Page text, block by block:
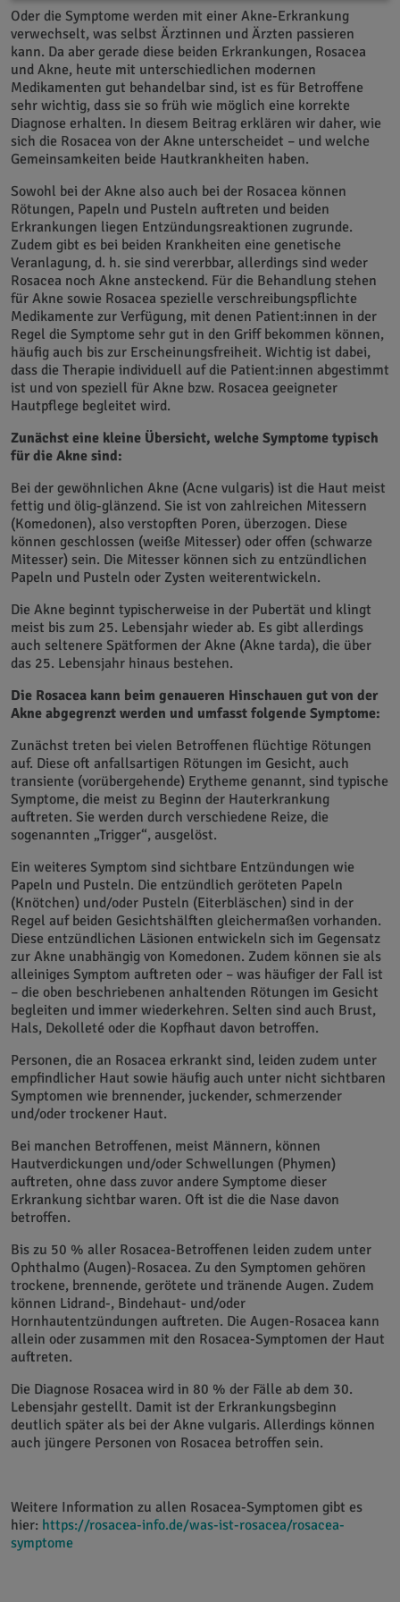
Oder die Symptome werden mit einer Akne-Erkrankung
verwechselt, was selbst Ärztinnen und Ärzten passieren
kann. Da aber gerade diese beiden Erkrankungen, Rosacea
und Akne, heute mit unterschiedlichen modernen
Medikamenten gut behandelbar sind, ist es für Betroffene
sehr wichtig, dass sie so früh wie möglich eine korrekte
Diagnose erhalten. In diesem Beitrag erklären wir daher, wie
sich die Rosacea von der Akne unterscheidet – und welche
Gemeinsamkeiten beide Hautkrankheiten haben.
Sowohl bei der Akne also auch bei der Rosacea können
Rötungen, Papeln und Pusteln auftreten und beiden
Erkrankungen liegen Entzündungsreaktionen zugrunde.
Zudem gibt es bei beiden Krankheiten eine genetische
Veranlagung, d. h. sie sind vererbbar, allerdings sind weder
Rosacea noch Akne ansteckend. Für die Behandlung stehen
für Akne sowie Rosacea spezielle verschreibungspflichte
Medikamente zur Verfügung, mit denen Patient:innen in der
Regel die Symptome sehr gut in den Griff bekommen können,
häufig auch bis zur Erscheinungsfreiheit. Wichtig ist dabei,
dass die Therapie individuell auf die Patient:innen abgestimmt
ist und von speziell für Akne bzw. Rosacea geeigneter
Hautpflege begleitet wird.
Zunächst eine kleine Übersicht, welche Symptome typisch
für die Akne sind:
Bei der gewöhnlichen Akne (Acne vulgaris) ist die Haut meist
fettig und ölig-glänzend. Sie ist von zahlreichen Mitessern
(Komedonen), also verstopften Poren, überzogen. Diese
können geschlossen (weiße Mitesser) oder offen (schwarze
Mitesser) sein. Die Mitesser können sich zu entzündlichen
Papeln und Pusteln oder Zysten weiterentwickeln.
Die Akne beginnt typischerweise in der Pubertät und klingt
meist bis zum 25. Lebensjahr wieder ab. Es gibt allerdings
auch seltenere Spätformen der Akne (Akne tarda), die über
das 25. Lebensjahr hinaus bestehen.
Die Rosacea kann beim genaueren Hinschauen gut von der
Akne abgegrenzt werden und umfasst folgende Symptome:
Zunächst treten bei vielen Betroffenen flüchtige Rötungen
auf. Diese oft anfallsartigen Rötungen im Gesicht, auch
transiente (vorübergehende) Erytheme genannt, sind typische
Symptome, die meist zu Beginn der Hauterkrankung
auftreten. Sie werden durch verschiedene Reize, die
sogenannten „Trigger“, ausgelöst.
Ein weiteres Symptom sind sichtbare Entzündungen wie
Papeln und Pusteln. Die entzündlich geröteten Papeln
(Knötchen) und/oder Pusteln (Eiterbläschen) sind in der
Regel auf beiden Gesichtshälften gleichermaßen vorhanden.
Diese entzündlichen Läsionen entwickeln sich im Gegensatz
zur Akne unabhängig von Komedonen. Zudem können sie als
alleiniges Symptom auftreten oder – was häufiger der Fall ist
– die oben beschriebenen anhaltenden Rötungen im Gesicht
begleiten und immer wiederkehren. Selten sind auch Brust,
Hals, Dekolleté oder die Kopfhaut davon betroffen.
Personen, die an Rosacea erkrankt sind, leiden zudem unter
empfindlicher Haut sowie häufig auch unter nicht sichtbaren
Symptomen wie brennender, juckender, schmerzender
und/oder trockener Haut.
Bei manchen Betroffenen, meist Männern, können
Hautverdickungen und/oder Schwellungen (Phymen)
auftreten, ohne dass zuvor andere Symptome dieser
Erkrankung sichtbar waren. Oft ist die die Nase davon
betroffen.
Bis zu 50 % aller Rosacea-Betroffenen leiden zudem unter
Ophthalmo (Augen)-Rosacea. Zu den Symptomen gehören
trockene, brennende, gerötete und tränende Augen. Zudem
können Lidrand-, Bindehaut- und/oder
Hornhautentzündungen auftreten. Die Augen-Rosacea kann
allein oder zusammen mit den Rosacea-Symptomen der Haut
auftreten.
Die Diagnose Rosacea wird in 80 % der Fälle ab dem 30.
Lebensjahr gestellt. Damit ist der Erkrankungsbeginn
deutlich später als bei der Akne vulgaris. Allerdings können
auch jüngere Personen von Rosacea betroffen sein.
Weitere Information zu allen Rosacea-Symptomen gibt es
hier: https://rosacea-info.de/was-ist-rosacea/rosacea-
symptome